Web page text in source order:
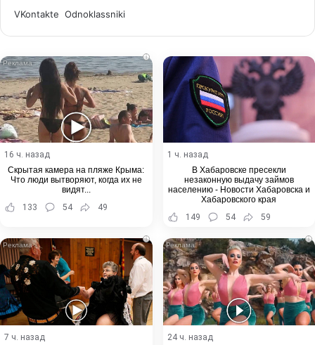
VKontakte Odnoklassniki
i
16 ч. назад
Скрытая камера на пляже Крыма:
Что люди вытворяют, когда их не
видят...
133
54 49
1 ч. назад
В Хабаровске пресекли
незаконную выдачу займов
населению - Новости Хабаровска и
Хабаровского края
149
54 59
i
7 ч. назад
i
24 ч. назад